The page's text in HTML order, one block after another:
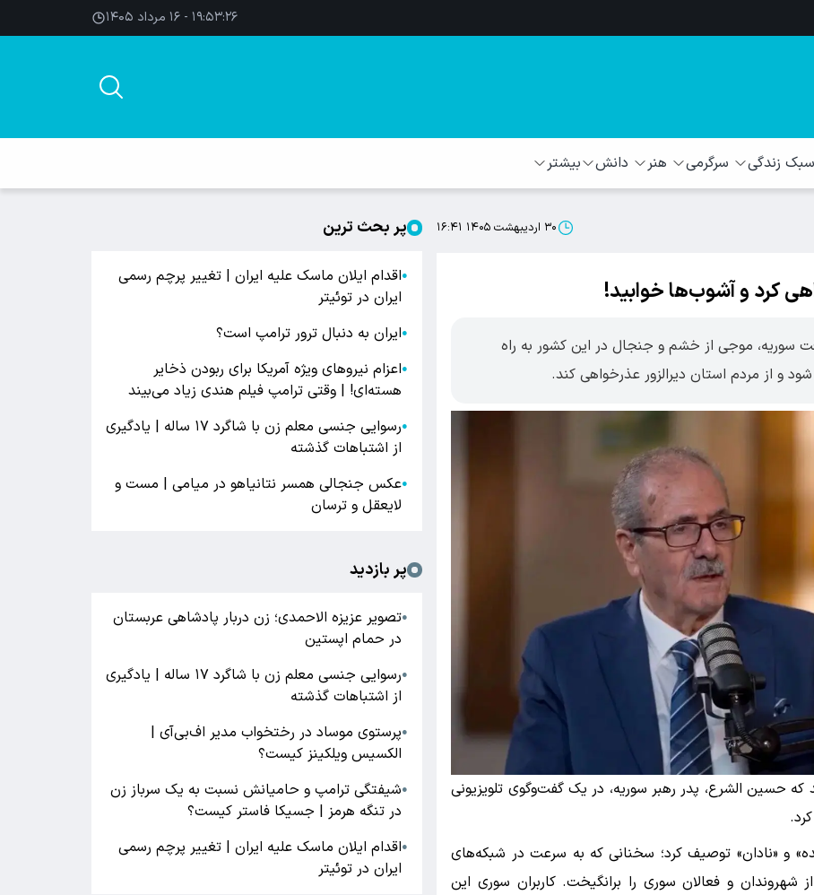
۱۹:۵۳:۲۷ - ۱۶ مرداد ۱۴۰۵
سبک زندگی سرگرمی هنر دانش بیشتر
۳۰ اردیبهشت ۱۴۰۵ ۱۶:۴۱
کرد و آشوب‌ها خوابید!
سوریه، موجی از خشم و جنجال در این کشور به راه
و از مردم استان دیرالزور عذرخواهی کند.
که حسین الشرع، پدر رهبر سوریه، در یک گفت‌وگوی تلویزیونی
و «نادان» توصیف کرد؛ سخنانی که به سرعت در شبکه‌های
و فعالان سوری را برانگیخت. کاربران سوری این
پر بحث ترین
●اقدام ایلان ماسک علیه ایران | تغییر پرچم رسمی
ایران در توئیتر
●ایران به دنبال ترور ترامپ است؟
●اعزام نیروهای ویژه آمریکا برای ربودن ذخایر
هسته‌ای! | وقتی ترامپ فیلم هندی زیاد می‌بیند
●
رسوایی جنسی معلم زن با شاگرد ۱۷ ساله | یادگیری
از اشتباهات گذشته
●عکس جنجالی همسر نتانیاهو در میامی | مست و
لایعقل و ترسان
پر بازدید
●تصویر عزیزه الاحمدی؛ زن دربار پادشاهی عربستان
در حمام اپستین
●
رسوایی جنسی معلم زن با شاگرد ۱۷ ساله | یادگیری
از اشتباهات گذشته
●پرستوی موساد در رختخواب مدیر اف‌بی‌آی |
الکسیس ویلکینز کیست؟
●شیفتگی ترامپ و حامیانش نسبت به یک سرباز زن
در تنگه هرمز | جسیکا فاستر کیست؟
●اقدام ایلان ماسک علیه ایران | تغییر پرچم رسمی
ایران در توئیتر